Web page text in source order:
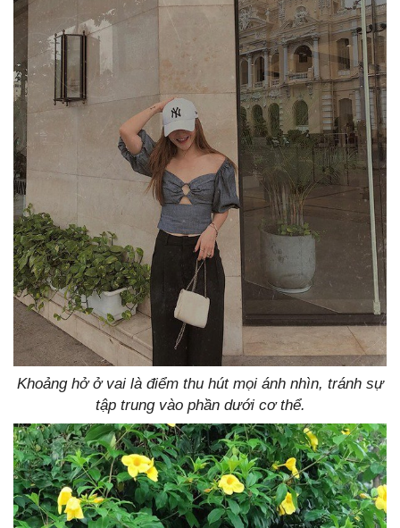
Khoảng hở ở vai là điểm thu hút mọi ánh nhìn, tránh sự
tập trung vào phần dưới cơ thể.